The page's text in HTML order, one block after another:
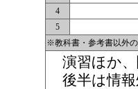
4
5
※教科書・参考書以外
演習ほか、
後半は情